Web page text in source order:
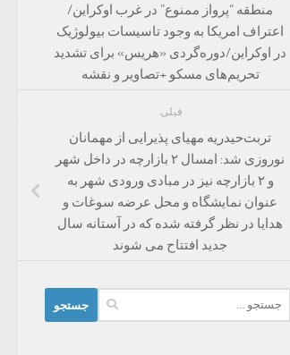
منطقه “پرواز ممنوع” در غرب اوکراین/
اعتراف امریکا به وجود تاسیسات بیولوژیک
در اوکراین/دوره‌گردی «هریس» برای تشدید
تحریم‌های مسکو +تصاویر و نقشه
قبلی
تربت‌حیدریه مهیای پذیرایی از مهمانان
نوروزی شد: امسال ۲ بازارچه در داخل شهر
و ۲ بازارچه نیز در مبادی ورودی شهر به
عنوان نمایشگاه و محل عرضه سوغات و
هدایا در نظر گرفته شده که در آستانه سال
جدید افتتاح می شوند
برای: